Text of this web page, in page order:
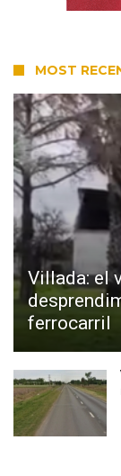
MOST
Villada: el
ferrocarril